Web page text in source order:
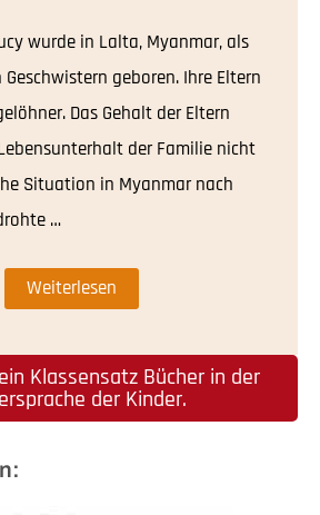
wurde in Lalta, Myanmar, als
geboren. Ihre Eltern
Das Gehalt der Eltern
der Familie nicht
Situation in Myanmar nach
…
Weiterlesen
Klassensatz Bücher in der
der Kinder.